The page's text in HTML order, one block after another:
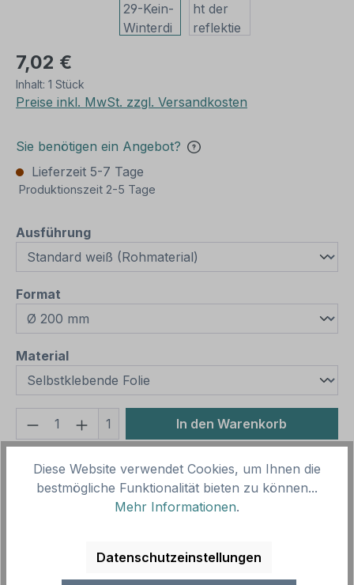
7,02 €
Inhalt: 1 Stück
Preise inkl. MwSt. zzgl. Versandkosten
Sie benötigen ein Angebot?
Lieferzeit 5-7 Tage
Produktionszeit 2-5 Tage
Ausführungauswählen
Format
Materialauswählen
Produkt Anzahl: Gib den
1 In den Warenkorb
Produktnummer:
SH10747.1
Vorlagenummer: VBT-29
Verbotszeichen Kein Winterdienst – ältere Norm
oder praxisbewährtes Zeichen. Verbotszeichen
Diese Website verwendet Cookies, um Ihnen die
bestmögliche Funktionalität bieten zu können...
Mehr Informationen.
Datenschutzeinstellungen